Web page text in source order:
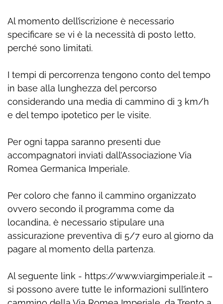
Al momento dell’iscrizione è necessario
specificare se vi è la necessità di posto letto,
perché sono limitati.
I tempi di percorrenza tengono conto del tempo
in base alla lunghezza del percorso
considerando una media di cammino di 3 km/h
e del tempo ipotetico per le visite.
Per ogni tappa saranno presenti due
accompagnatori inviati dall’Associazione Via
Romea Germanica Imperiale.
Per coloro che fanno il cammino organizzato
ovvero secondo il programma come da
locandina, è necessario stipulare una
assicurazione preventiva di 5/7 euro al giorno da
pagare al momento della partenza.
Al seguente link - https://www.viargimperiale.it –
si possono avere tutte le informazioni sull’intero